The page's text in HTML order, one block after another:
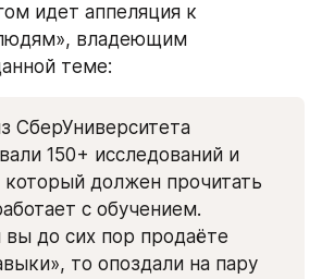
идет аппеляция к
владеющим
теме:
СберУниверситета
150+ исследований и
который должен прочитать
с обучением.
вы до сих пор продаёте
то опоздали на пару